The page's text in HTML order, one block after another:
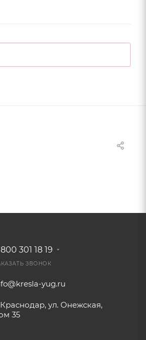
301 18 19
ЗВОНОК
yug.ru
Краснодар, ул. Онежская,
35